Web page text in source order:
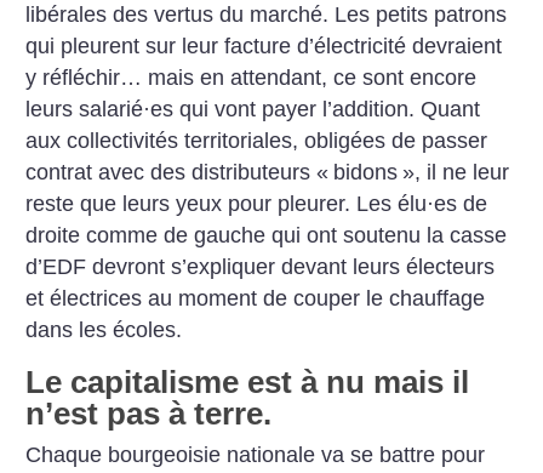
libérales des vertus du marché. Les petits patrons
qui pleurent sur leur facture d’électricité devraient
y réfléchir… mais en attendant, ce sont encore
leurs salarié·es qui vont payer l’addition. Quant
aux collectivités territoriales, obligées de passer
contrat avec des distributeurs « bidons », il ne leur
reste que leurs yeux pour pleurer. Les élu·es de
droite comme de gauche qui ont soutenu la casse
d’EDF devront s’expliquer devant leurs électeurs
et électrices au moment de couper le chauffage
dans les écoles.
Le capitalisme est à nu mais il
n’est pas à terre.
Chaque bourgeoisie nationale va se battre pour